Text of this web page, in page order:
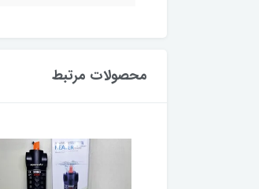
محصولات مرتبط